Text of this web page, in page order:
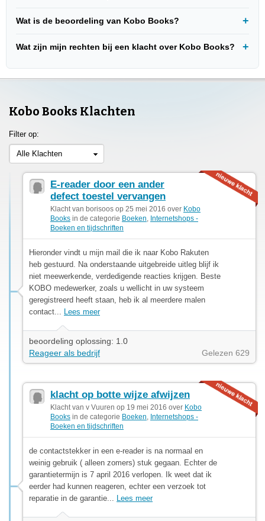
Wat is de beoordeling van Kobo Books?
Wat zijn mijn rechten bij een klacht over Kobo Books?
Kobo Books Klachten
Filter op:
Alle Klachten
E-reader door een ander
defect toestel vervangen
Klacht van borisoos op 25 mei 2016 over Kobo
Books in de categorie Boeken Internetshops -
Boeken en tijdschriften
Hieronder vindt u mijn mail die ik naar Kobo Rakuten
heb gestuurd. Na onderstaande uitgebreide uitleg blijf ik
niet meewerkende, verdedigende reacties krijgen. Beste
KOBO medewerker, zoals u wellicht in uw systeem
geregistreerd heeft staan, heb ik al meerdere malen
contact... Lees meer
beoordeling oplossing: 1.0
Reageer als bedrijf
Gelezen 629
klacht op botte wijze afwijzen
Klacht van v Vuuren op 19 mei 2016 over Kobo
Books in de categorie Boeken Internetshops -
Boeken en tijdschriften
de contactstekker in een e-reader is na normaal en
weinig gebruik ( alleen zomers) stuk gegaan. Echter de
garantietermijn is 7 april 2016 verlopen. Ik weet dat ik
eerder had kunnen reageren, echter een verzoek tot
reparatie in de garantie... Lees meer